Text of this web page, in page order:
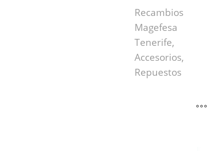
Recambios
Magefesa
Tenerife,
Accesorios,
Repuestos